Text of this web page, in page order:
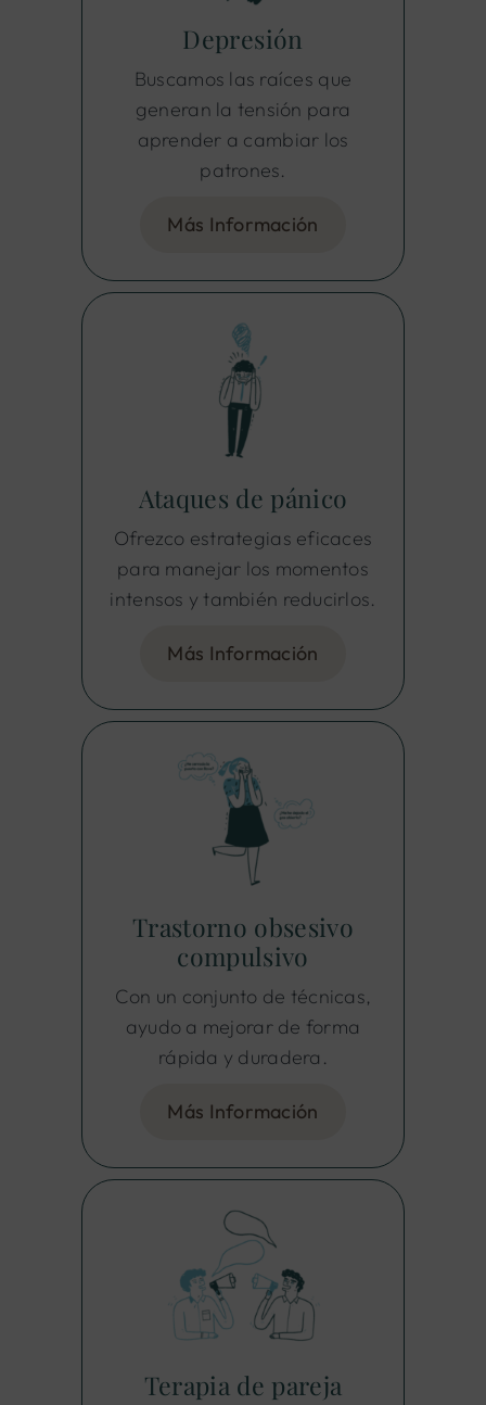
Depresión
Buscamos las raíces que
generan la tensión para
aprender a cambiar los
patrones.
Más Información
Ataques de pánico
Ofrezco estrategias eficaces
para manejar los momentos
intensos y también reducirlos.
Más Información
Trastorno obsesivo
compulsivo
Con un conjunto de técnicas,
ayudo a mejorar de forma
rápida y duradera.
Más Información
Terapia de pareja